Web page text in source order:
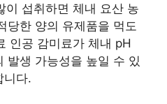
이 섭취하면 체내 요산 농
당한 양의 유제품을 먹도
인공 감미료가 체내 pH
발생 가능성을 높일 수 있
니다.